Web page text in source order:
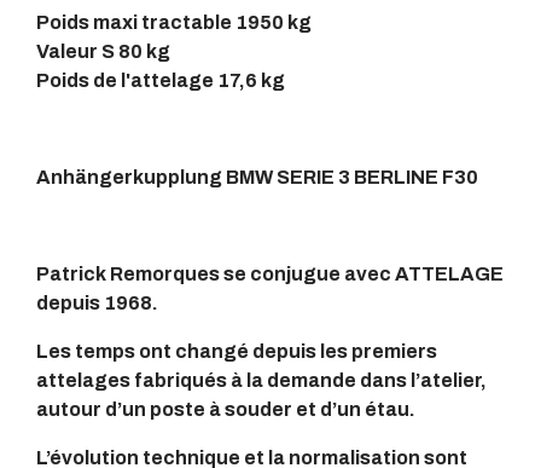
Poids maxi tractable 1950 kg
Valeur S 80 kg
Poids de l'attelage 17,6 kg
Anhängerkupplung BMW SERIE 3 BERLINE F30
Patrick Remorques se conjugue avec ATTELAGE
depuis 1968.
Les temps ont changé depuis les premiers
attelages fabriqués à la demande dans l’atelier,
autour d’un poste à souder et d’un étau.
L’évolution technique et la normalisation sont